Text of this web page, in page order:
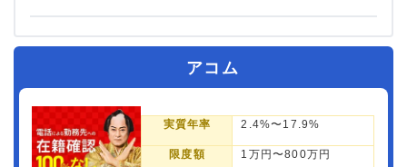
アコム
実質年率 2.4%〜17.9%
限度額 1万円〜800万円